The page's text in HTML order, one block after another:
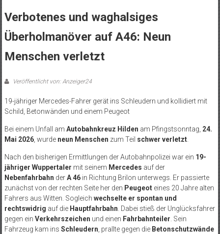
Verbotenes und waghalsiges
Überholmanöver auf A46: Neun
Menschen verletzt
Veröffentlicht von: Anzeiger24
19-jähriger Mercedes-Fahrer gerät ins Schleudern und kollidiert mit
Schild, Betonwänden und einem Peugeot
Bei einem Unfall am Autobahnkreuz Hilden am Pfingstsonntag, 24.
Mai 2026, wurde neun Menschen zum Teil schwer verletzt.
Nach den bisherigen Ermittlungen der Autobahnpolizei war ein 19-
jähriger Wuppertaler mit seinem Mercedes auf der
Nebenfahrbahn derA 46in Richtung Brilon unterwegs. Er passierte
zunächst von der rechten Seite her den Peugeoteines 20 Jahre alten
Fahrers aus Witten. Sogleich wechselte er spontan und
rechtswidrig auf die Hauptfahrbahn. Dabei stieß der Unglücksfahrer
gegen ein Verkehrszeichen und einen Fahrbahnteiler. Sein
Fahrzeug kam ins Schleudern, prallte gegen die Betonschutzwände